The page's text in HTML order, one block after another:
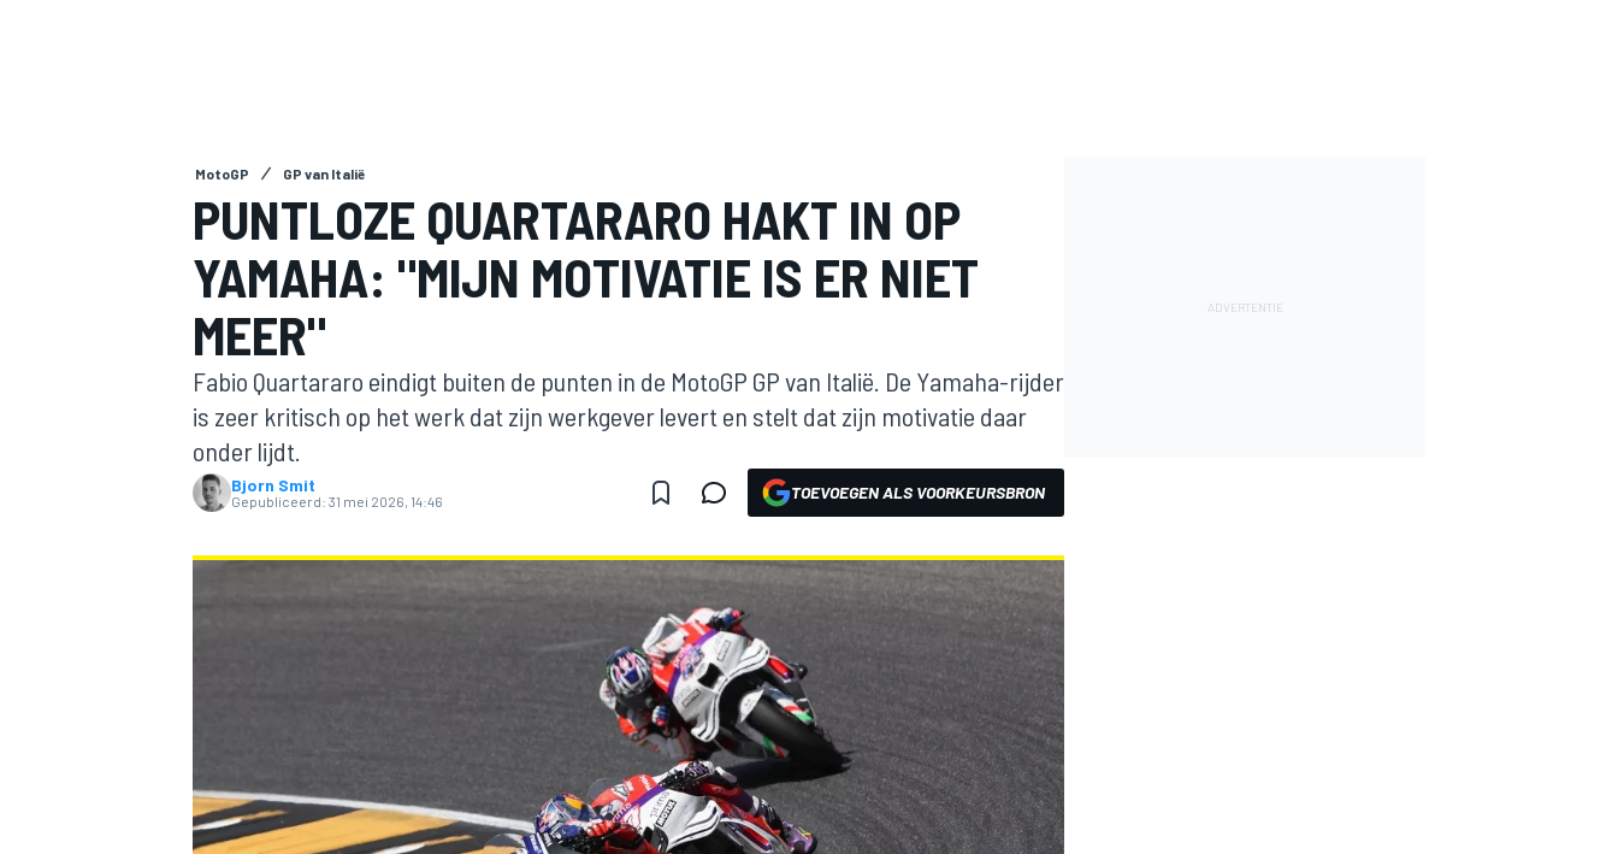
MOTOGP
MotoGP GP van Italië
PUNTLOZE QUARTARARO HAKT IN OP
YAMAHA: "MIJN MOTIVATIE IS ER NIET
MEER"
Fabio Quartararo eindigt buiten de punten in de MotoGP GP van Italië. De Yamaha-rijder
is zeer kritisch op het werk dat zijn werkgever levert en stelt dat zijn motivatie daar
onder lijdt.
Bjorn Smit
Gepubliceerd: 31 mei 2026, 14:46 TOEVOEGEN ALS VOORKEURSBRON